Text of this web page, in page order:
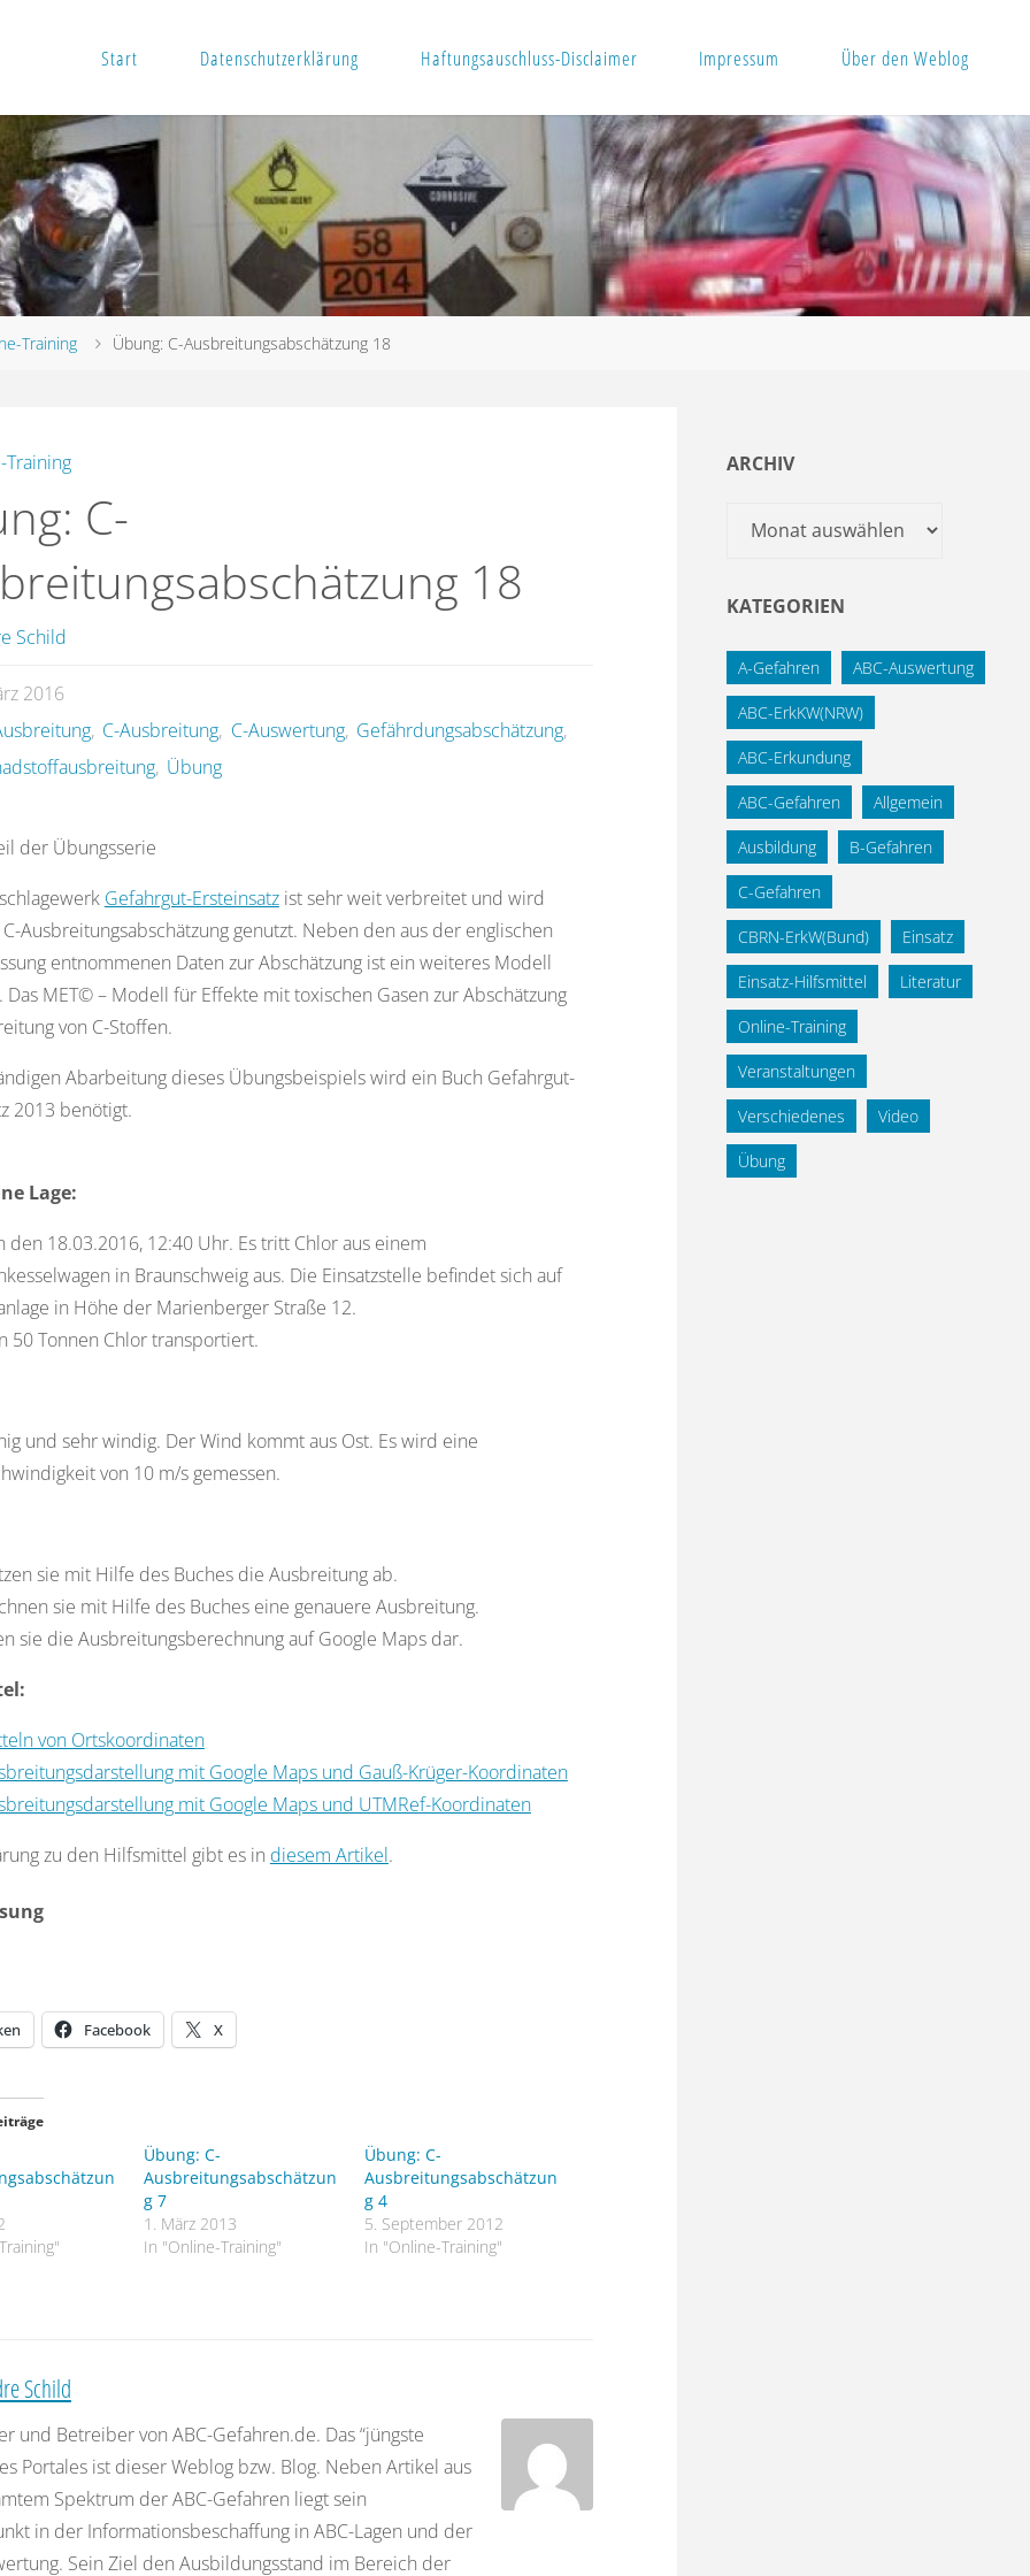
Start Datenschutzerklärung Haftungsauschluss-Disclaimer Impressum Über den Weblog
Training Übung: C-Ausbreitungsabschätzung 18
Training
C-
18
Schild
2016
, C-Ausbreitung, C-Auswertung, Gefährdungsabschätzung,
, Übung
der Übungsserie
Gefahrgut-Ersteinsatzist sehr weit verbreitet und wird
Ausbreitungsabschätzung genutzt. Neben den aus der englischen
entnommenen Daten zur Abschätzung ist ein weiteres Modell
Das MET© – Modell für Effekte mit toxischen Gasen zur Abschätzung
von C-Stoffen.
Abarbeitung dieses Übungsbeispiels wird ein Buch Gefahrgut-
2013 benötigt.
Lage:
den 18.03.2016, 12:40 Uhr. Es tritt Chlor aus einem
in Braunschweig aus. Die Einsatzstelle befindet sich auf
in Höhe der Marienberger Straße 12.
50 Tonnen Chlor transportiert.
und sehr windig. Der Wind kommt aus Ost. Es wird eine
von 10 m/s gemessen.
sie mit Hilfe des Buches die Ausbreitung ab.
sie mit Hilfe des Buches eine genauere Ausbreitung.
sie die Ausbreitungsberechnung auf Google Maps dar.
von Ortskoordinaten
mit Google Maps und Gauß-Krüger-Koordinaten
mit Google Maps und UTMRef-Koordinaten
zu den Hilfsmittel gibt es in diesem Artikel.
1
allseitig Absperren
und 2 ppm (PAC-2 60min)
7750 m
von Häusern: 3850 m
Facebook X
Übung: C-
Ausbreitungsabschätzun
g 7
1. März 2013
In "Online-Training"
Übung: C-
Ausbreitungsabschätzun
g 4
5. September 2012
In "Online-Training"
Schild
und Betreiber von ABC-Gefahren.de. Das “jüngste
Portales ist dieser Weblog bzw. Blog. Neben Artikel aus
Spektrum der ABC-Gefahren liegt sein
in der Informationsbeschaffung in ABC-Lagen und der
Sein Ziel den Ausbildungsstand im Bereich der
ARCHIV
Archiv
KATEGORIEN
A-Gefahren ABC-Auswertung
ABC-ErkKW(NRW)
ABC-Erkundung
ABC-Gefahren Allgemein
Ausbildung B-Gefahren
C-Gefahren
CBRN-ErkW(Bund) Einsatz
Einsatz-Hilfsmittel Literatur
Online-Training
Veranstaltungen
Verschiedenes Video
Übung